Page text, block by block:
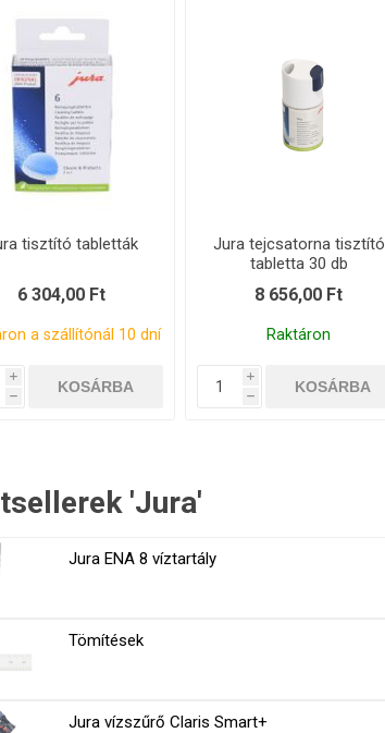
tisztító tabletták
6 304,00 Ft
a szállítónál 10 dní
i
h
Jura tejcsatorna tisztító
tabletta 30 db
8 656,00 Ft
Raktáron
i
h
'Jura'
Jura ENA 8 víztartály
Tömítések
Jura vízszűrő Claris Smart+